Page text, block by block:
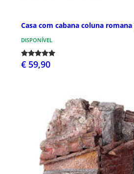
Casa com cabana coluna
DISPONÍVEL
€ 59,90